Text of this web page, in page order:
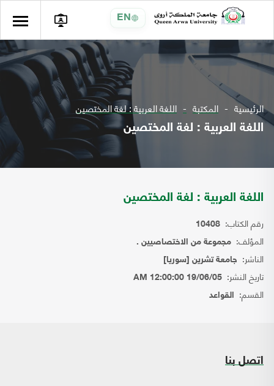
EN
الرئيسية المكتبة اللغة العربية : لغة المختصين
اللغة العربية : لغة المختصين
اللغة العربية : لغة المختصين
رقم الكتاب: 10408
المؤلف: مجموعة من الاختصاصيين .
الناشر: جامعة تشرين [سوريا]
تاريخ النشر: 19/06/05 12:00:00 AM
القسم: القواعد
اتصل بنا